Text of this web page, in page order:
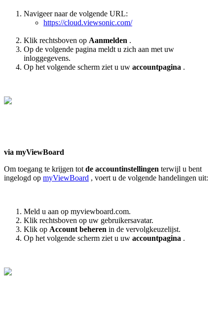
Navigeer naar de volgende URL:
https://cloud.viewsonic.com/
Klik rechtsboven op Aanmelden .
Op de volgende pagina meldt u zich aan met uw
inloggegevens.
Op het volgende scherm ziet u uw accountpagina .
via myViewBoard
Om toegang te krijgen tot de accountinstellingen terwijl u bent
ingelogd op myViewBoard , voert u de volgende handelingen uit:
Meld u aan op myviewboard.com.
Klik rechtsboven op uw gebruikersavatar.
Klik op Account beheren in de vervolgkeuzelijst.
Op het volgende scherm ziet u uw accountpagina .